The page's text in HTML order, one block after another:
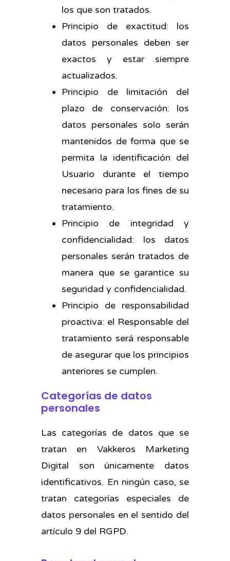
los que son tratados.
Principio de exactitud: los
datos personales deben ser
exactos y estar siempre
actualizados.
Principio de limitación del
plazo de conservación: los
datos personales solo serán
mantenidos de forma que se
permita la identificación del
Usuario durante el tiempo
necesario para los fines de su
tratamiento.
Principio de integridad y
confidencialidad: los datos
personales serán tratados de
manera que se garantice su
seguridad y confidencialidad.
Principio de responsabilidad
proactiva: el Responsable del
tratamiento será responsable
de asegurar que los principios
anteriores se cumplen.
Categorías de datos
personales
Las categorías de datos que se
tratan en Vakkeros Marketing
Digital son únicamente datos
identificativos. En ningún caso, se
tratan categorías especiales de
datos personales en el sentido del
artículo 9 del RGPD.